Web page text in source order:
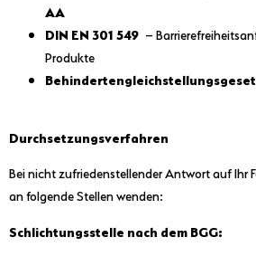
AA
DIN EN 301 549 –
Produkte
Durchsetzungsverfahren
Bei nicht zufriedenstellender Antwort auf Ihr
an folgende Stellen wenden:
Schlichtungsstelle nach dem BGG: